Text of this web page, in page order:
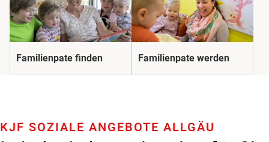
Familienpate finden Familienpate werden
KJF SOZIALE ANGEBOTE ALLGÄU